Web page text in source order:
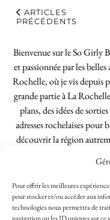
Pour offrir les meilleures
pour stocker et/ou accéder aux
technologies nous permettra de
ARTICLES
PRÉCÉDENTS
Bienvenue sur le So Girly
et passionnée par les belles
Rochelle, où je vis depuis
grande partie à La
plans, des idées de
adresses rochelaises
découvrir la région
Rochelle, tenu par une
soyez Rochelais·e ou de
articles vous aideront à